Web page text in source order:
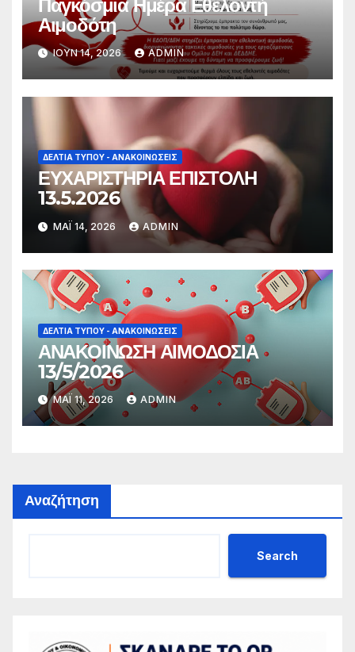
Παγκόσμια Ημέρα Εθελοντή
Αιμοδότη
ΙΟΎΝ 14, 2026 ADMIN
ΔΕΛΤΊΑ ΤΎΠΟΥ - ΑΝΑΚΟΙΝΏΣΕΙΣ
ΕΥΧΑΡΙΣΤΗΡΙΑ ΕΠΙΣΤΟΛΗ
13.5.2026
ΜΆΙ 14, 2026 ADMIN
ΔΕΛΤΊΑ ΤΎΠΟΥ - ΑΝΑΚΟΙΝΏΣΕΙΣ
ΑΝΑΚΟΙΝΩΣΗ ΑΙΜΟΔΟΣΙΑ
13/5/2026
ΜΆΙ 11, 2026 ADMIN
Αναζήτηση
Search